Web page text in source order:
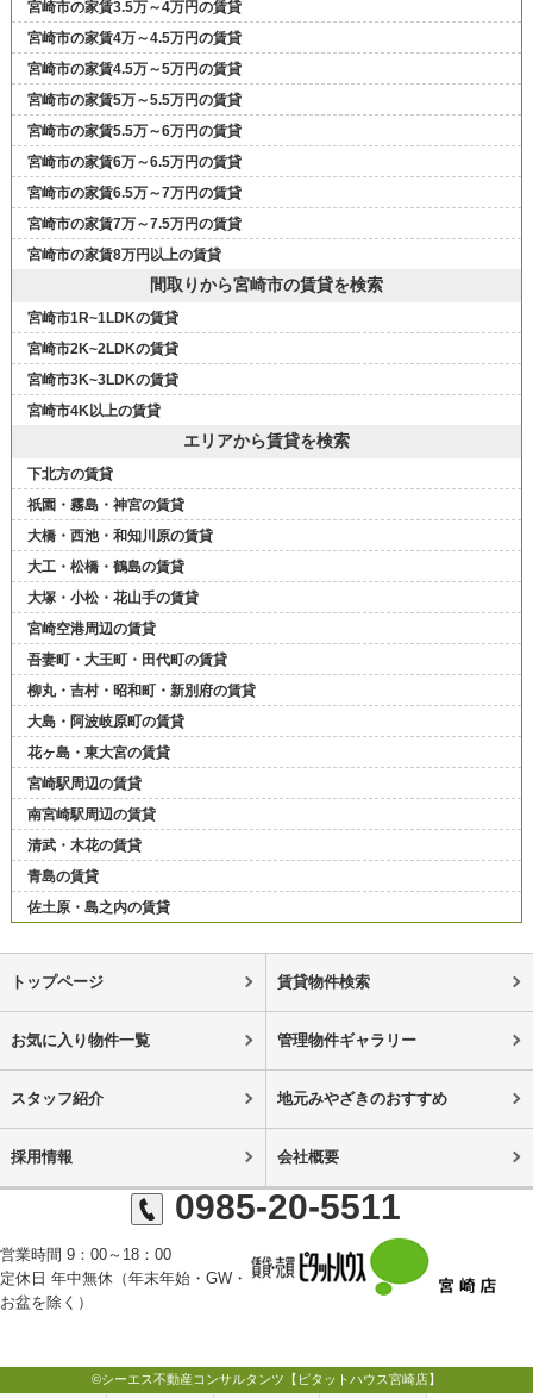
宮崎市の家賃3.5万～4万円の賃貸
宮崎市の家賃4万～4.5万円の賃貸
宮崎市の家賃4.5万～5万円の賃貸
宮崎市の家賃5万～5.5万円の賃貸
宮崎市の家賃5.5万～6万円の賃貸
宮崎市の家賃6万～6.5万円の賃貸
宮崎市の家賃6.5万～7万円の賃貸
宮崎市の家賃7万～7.5万円の賃貸
宮崎市の家賃8万円以上の賃貸
間取りから宮崎市の賃貸を検索
宮崎市1R~1LDKの賃貸
宮崎市2K~2LDKの賃貸
宮崎市3K~3LDKの賃貸
宮崎市4K以上の賃貸
エリアから賃貸を検索
下北方の賃貸
祇園・霧島・神宮の賃貸
大橋・西池・和知川原の賃貸
大工・松橋・鶴島の賃貸
大塚・小松・花山手の賃貸
宮崎空港周辺の賃貸
吾妻町・大王町・田代町の賃貸
柳丸・吉村・昭和町・新別府の賃貸
大島・阿波岐原町の賃貸
花ヶ島・東大宮の賃貸
宮崎駅周辺の賃貸
南宮崎駅周辺の賃貸
清武・木花の賃貸
青島の賃貸
佐土原・島之内の賃貸
トップページ 賃貸物件検索
お気に入り物件一覧 管理物件ギャラリー
スタッフ紹介 地元みやざきのおすすめ
採用情報 会社概要
0985-20-5511
営業時間 9：00～18：00
定休日 年中無休（年末年始・GW・
お盆を除く）
©シーエス不動産コンサルタンツ【ピタットハウス宮崎店】